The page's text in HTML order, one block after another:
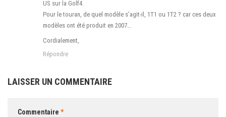
US sur la Golf4.
Pour le touran, de quel modèle s’agit-il, 1T1 ou 1T2 ? car ces deux
modèles ont été produit en 2007…
Cordialement,
Répondre
LAISSER UN COMMENTAIRE
Commentaire *